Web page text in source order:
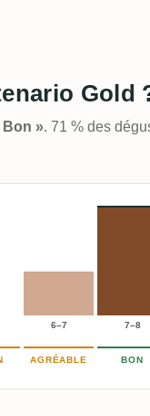
Gold
Bon ». 71 % des
6–7 7–8
AGRÉABLE BON